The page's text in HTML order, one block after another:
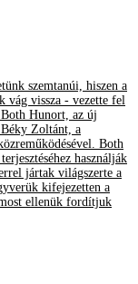
szemtanúi, hiszen a
vág vissza - vezette fel
Hunort, az új
Zoltánt, a
Both
használják
jártak világszerte a
kifejezetten a
ellenük fordítjuk